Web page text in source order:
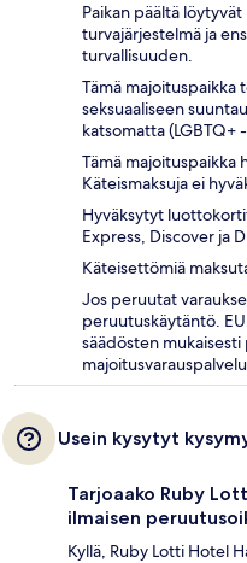
Paikan päältä
turvajärjestelmä ja
turvallisuuden.
Tämä majoituspaikka
seksuaaliseen
katsomatta (LGBTQ+
Tämä
Käteismaksuja ei
Hyväksytyt
Express, Discover ja
Käteisettömiä
Jos peruutat
peruutuskäytäntö.
säädösten
Usein kysytyt
Tarjoaako Ruby
ilmaisen
Kyllä, Ruby Lotti Hotel